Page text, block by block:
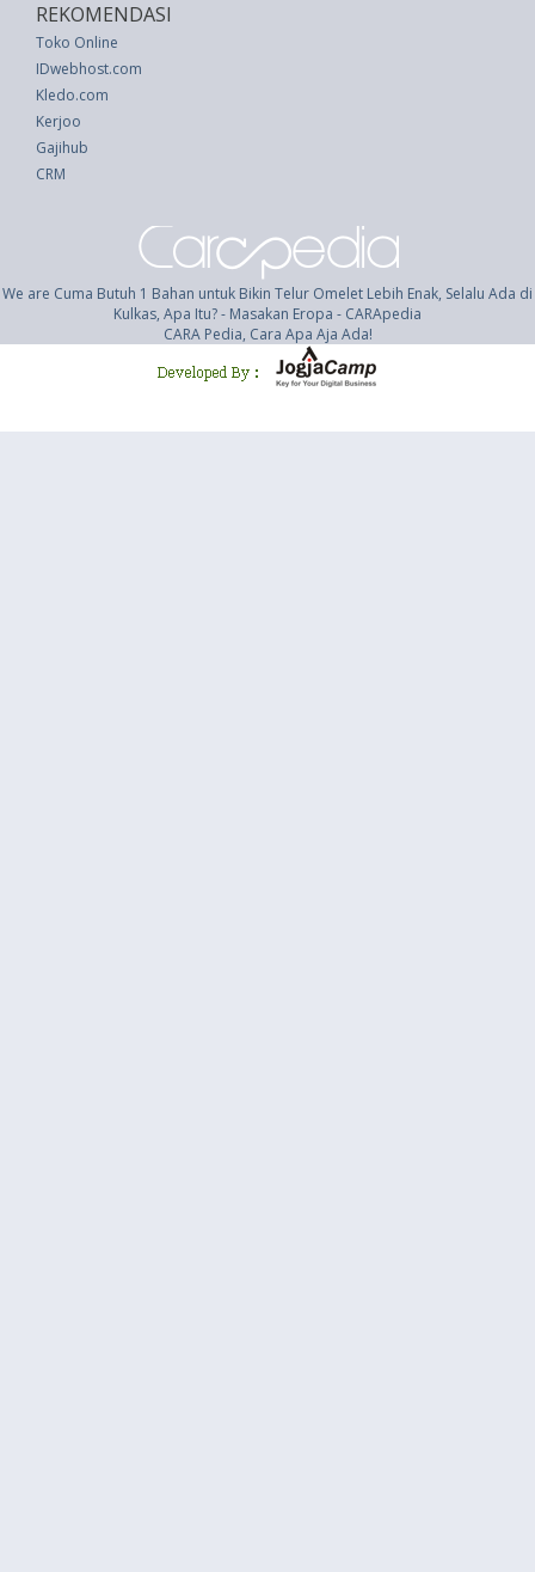
REKOMENDASI
Toko Online
IDwebhost.com
Kledo.com
Kerjoo
Gajihub
CRM
We are Cuma Butuh 1 Bahan untuk Bikin Telur Omelet Lebih Enak, Selalu Ada di
Kulkas, Apa Itu? - Masakan Eropa - CARApedia
CARA Pedia, Cara Apa Aja Ada!